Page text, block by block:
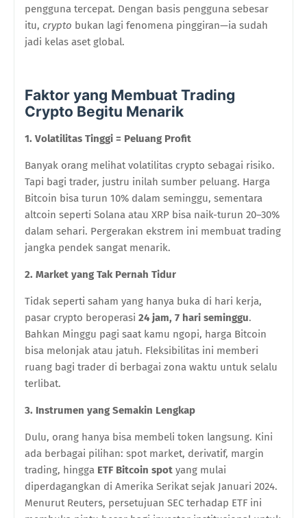
pengguna tercepat. Dengan basis pengguna sebesar
itu, crypto bukan lagi fenomena pinggiran—ia sudah
jadi kelas aset global.
Faktor yang Membuat Trading
Crypto Begitu Menarik
1. Volatilitas Tinggi = Peluang Profit
Banyak orang melihat volatilitas crypto sebagai risiko.
Tapi bagi trader, justru inilah sumber peluang. Harga
Bitcoin bisa turun 10% dalam seminggu, sementara
altcoin seperti Solana atau XRP bisa naik-turun 20–30%
dalam sehari. Pergerakan ekstrem ini membuat trading
jangka pendek sangat menarik.
2. Market yang Tak Pernah Tidur
Tidak seperti saham yang hanya buka di hari kerja,
pasar crypto beroperasi 24 jam, 7 hari seminggu.
Bahkan Minggu pagi saat kamu ngopi, harga Bitcoin
bisa melonjak atau jatuh. Fleksibilitas ini memberi
ruang bagi trader di berbagai zona waktu untuk selalu
terlibat.
3. Instrumen yang Semakin Lengkap
Dulu, orang hanya bisa membeli token langsung. Kini
ada berbagai pilihan: spot market, derivatif, margin
trading, hingga ETF Bitcoin spot yang mulai
diperdagangkan di Amerika Serikat sejak Januari 2024.
Menurut Reuters, persetujuan SEC terhadap ETF ini